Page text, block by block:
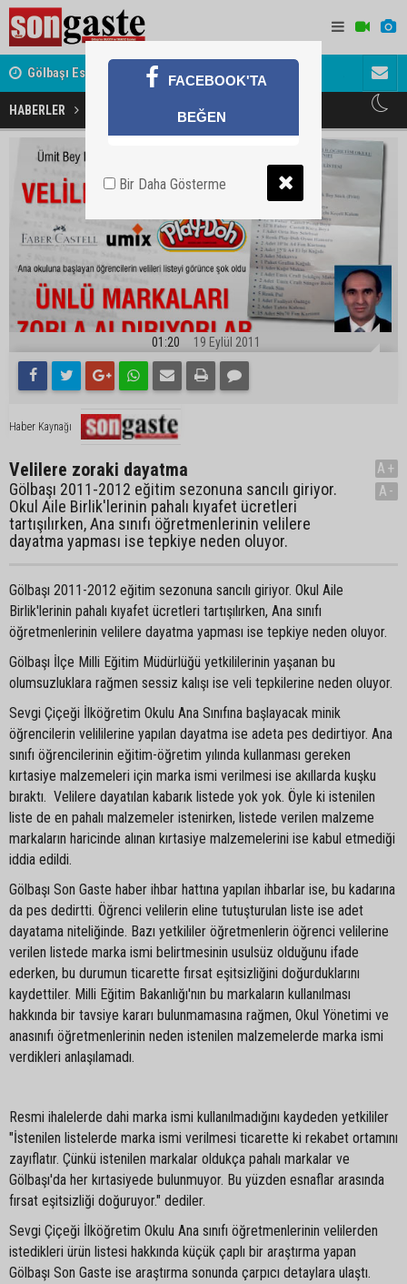
Gölbaşı Esnafının Sesi Ankara Kalkınma Ajansı'nda Avukat
akını
HABERLER Velilere zoraki dayatma
01:20 19 Eylül 2011
Haber Kaynağı
Velilere zoraki dayatma
Gölbaşı 2011-2012 eğitim sezonuna sancılı giriyor.
Okul Aile Birlik'lerinin pahalı kıyafet ücretleri
tartışılırken, Ana sınıfı öğretmenlerinin velilere
dayatma yapması ise tepkiye neden oluyor.
A+
A-
Gölbaşı 2011-2012 eğitim sezonuna sancılı giriyor. Okul Aile
Birlik'lerinin pahalı kıyafet ücretleri tartışılırken, Ana sınıfı
öğretmenlerinin velilere dayatma yapması ise tepkiye neden oluyor.
Gölbaşı İlçe Milli Eğitim Müdürlüğü yetkililerinin yaşanan bu
olumsuzluklara rağmen sessiz kalışı ise veli tepkilerine neden oluyor.
Sevgi Çiçeği İlköğretim Okulu Ana Sınıfına başlayacak minik
öğrencilerin velililerine yapılan dayatma ise adeta pes dedirtiyor. Ana
sınıfı öğrencilerinin eğitim-öğretim yılında kullanması gereken
kırtasiye malzemeleri için marka ismi verilmesi ise akıllarda kuşku
bıraktı. Velilere dayatılan kabarık listede yok yok. Öyle ki istenilen
liste de en pahalı malzemeler istenirken, listede verilen malzeme
markaların haricinde alınan kırtasiye malzemelerini ise kabul etmediği
iddia edildi.
Gölbaşı Son Gaste haber ihbar hattına yapılan ihbarlar ise, bu kadarına
da pes dedirtti. Öğrenci velilerin eline tutuşturulan liste ise adet
dayatama niteliğinde. Bazı yetkililer öğretmenlerin öğrenci velilerine
verilen listede marka ismi belirtmesinin usulsüz olduğunu ifade
ederken, bu durumun ticarette fırsat eşitsizliğini doğurduklarını
kaydettiler. Milli Eğitim Bakanlığı'nın bu markaların kullanılması
hakkında bir tavsiye kararı bulunmamasına rağmen, Okul Yönetimi ve
anasınıfı öğretmenlerinin neden istenilen malzemelerde marka ismi
verdikleri anlaşılamadı.
Resmi ihalelerde dahi marka ismi kullanılmadığını kaydeden yetkililer
"İstenilen listelerde marka ismi verilmesi ticarette ki rekabet ortamını
zayıflatır. Çünkü istenilen markalar oldukça pahalı markalar ve
Gölbaşı'da her kırtasiyede bulunmuyor. Bu yüzden esnaflar arasında
fırsat eşitsizliği doğuruyor." dediler.
Sevgi Çiçeği İlköğretim Okulu Ana sınıfı öğretmenlerinin velilerden
istedikleri ürün listesi hakkında küçük çaplı bir araştırma yapan
Gölbaşı Son Gaste ise araştırma sonunda çarpıcı detaylara ulaştı.
FACEBOOK'TA
BEĞEN
Bir Daha Gösterme